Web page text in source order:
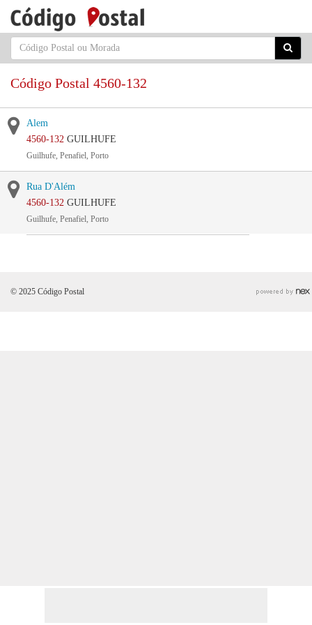
Código Postal 4560-132
Alem
4560-132 GUILHUFE
Guilhufe, Penafiel, Porto
Rua D'Além
4560-132 GUILHUFE
Guilhufe, Penafiel, Porto
© 2025 Código Postal